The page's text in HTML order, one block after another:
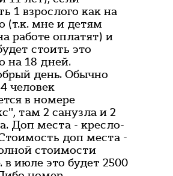
1 взрослого как на
(т.к. мне и детям
работе оплатят) и
стоить это
на 18 дней.
день. Обычно
человек
в номере
там 2 санузла и 2
Доп места - кресло-
доп места -
стоимости
в июле это будет 2500